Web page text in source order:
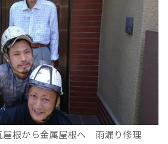
根から金属屋根へ 雨漏り修理